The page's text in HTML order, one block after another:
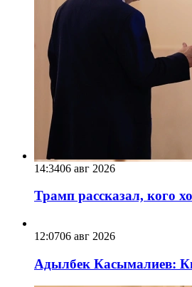
14:3406 авг 2026
Трамп рассказал, кого
12:0706 авг 2026
Адылбек Касымалиев: